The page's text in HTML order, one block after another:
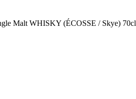
Malt WHISKY (ÉCOSSE / Skye) 70cl